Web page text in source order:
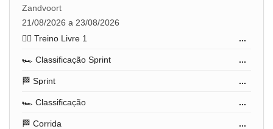
Zandvoort
21/08/2026 a 23/08/2026
🏋️‍♂️ Treino Livre 1
...
🏎️ Classificação Sprint ...
🏁 Sprint ...
🏎️ Classificação ...
🏁 Corrida ...